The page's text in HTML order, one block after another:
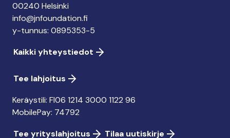
00240 Helsinki
info@jnfoundation.fi
y-tunnus: 0895353-5
Kaikki yhteystiedot
Tee lahjoitus
Keräystili: FI06 1214 3000 1122 96
MobilePay: 74792
Tee yrityslahjoitus
Tilaa uutiskirje